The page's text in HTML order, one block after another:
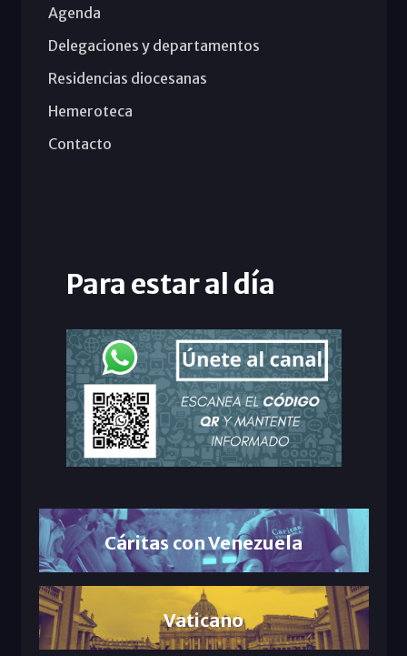
Agenda
Delegaciones y departamentos
Residencias diocesanas
Hemeroteca
Contacto
Para estar al día
Cáritas con Venezuela
Vaticano